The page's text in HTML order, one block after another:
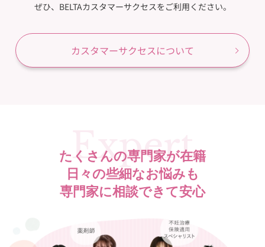
ぜひ、BELTAカスタマーサクセスをご利用ください。
カスタマーサクセスについて
Expert
たくさんの専門家が在籍
日々の些細なお悩みも
専門家に相談できて安心